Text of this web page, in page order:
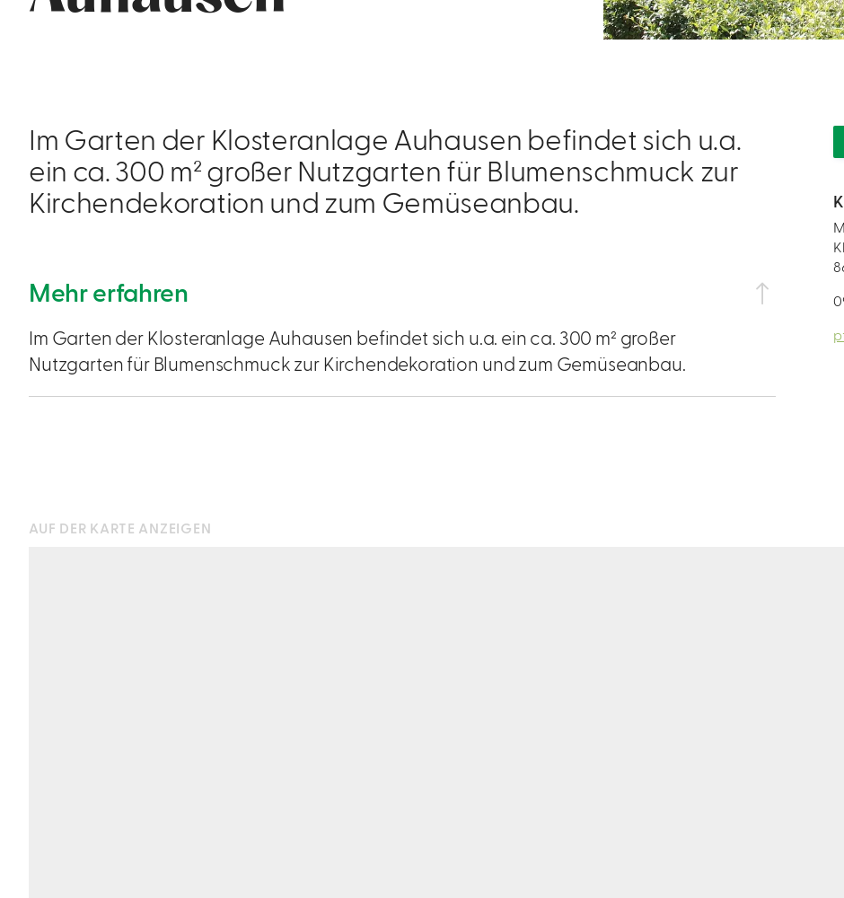
Im Garten der Klosteranlage Auhausen befindet sich u.a.
ein ca. 300 m² großer Nutzgarten für Blumenschmuck zur
Kirchendekoration und zum Gemüseanbau.
Mehr erfahren
Im Garten der Klosteranlage Auhausen befindet sich u.a. ein ca. 300 m² großer
Nutzgarten für Blumenschmuck zur Kirchendekoration und zum Gemüseanbau.
AUF DER KARTE ANZEIGEN